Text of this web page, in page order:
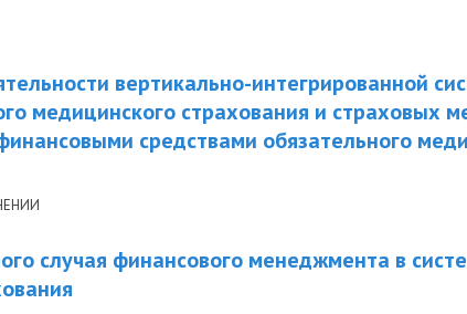
вертикально-интегрированной
медицинского страхования и страховых
средствами обязательного
случая финансового менеджмента в